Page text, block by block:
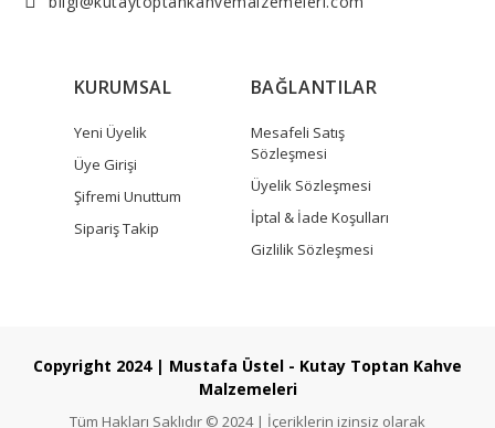
KURUMSAL
Yeni Üyelik
Üye Girişi
Şifremi Unuttum
Sipariş Takip
BAĞLANTILAR
Mesafeli Satış
Sözleşmesi
Üyelik Sözleşmesi
İptal & İade Koşulları
Gizlilik Sözleşmesi
Copyright 2024 | Mustafa Üstel - Kutay Toptan Kahve
Malzemeleri
Tüm Hakları Saklıdır © 2024 | İçeriklerin izinsiz olarak